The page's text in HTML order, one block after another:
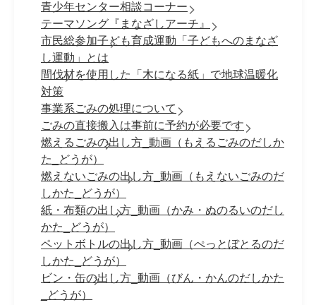
青少年センター相談コーナー
テーマソング『まなざしアーチ』
市民総参加子ども育成運動「子どもへのまなざ
し運動」とは
間伐材を使用した「木になる紙」で地球温暖化
対策
事業系ごみの処理について
ごみの直接搬入は事前に予約が必要です
燃えるごみの出し方_動画（もえるごみのだしか
た_どうが）
燃えないごみの出し方_動画（もえないごみのだ
しかた_どうが）
紙・布類の出し方_動画（かみ・ぬのるいのだし
かた_どうが）
ペットボトルの出し方_動画（ぺっとぼとるのだ
しかた_どうが）
ビン・缶の出し方_動画（びん・かんのだしかた
_どうが）